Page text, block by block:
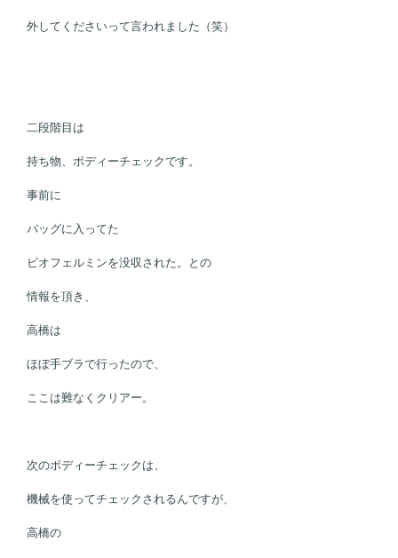
外してくださいって言われました（笑）
二段階目は
持ち物、ボディーチェックです。
事前に
バッグに入ってた
ビオフェルミンを没収された。との
情報を頂き、
高橋は
ほぼ手ブラで行ったので、
ここは難なくクリアー。
次のボディーチェックは、
機械を使ってチェックされるんですが、
高橋の